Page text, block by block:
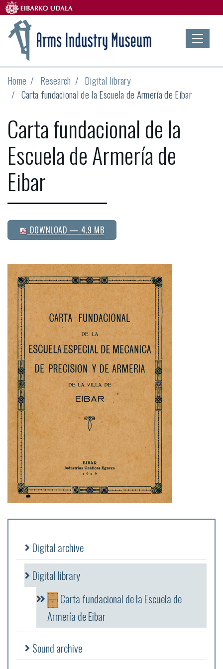
Home Research
Digital library
Carta fundacional de la Escuela de Armería de Eibar
Carta fundacional de la
Escuela de Armería de
Eibar
DOWNLOAD — 4.9 MB
Digital archive
Digital library
Carta fundacional de la Escuela de
Armería de Eibar
Sound archive